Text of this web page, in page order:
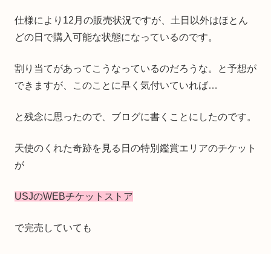
仕様により12月の販売状況ですが、土日以外はほとん
どの日で購入可能な状態になっているのです。
割り当てがあってこうなっているのだろうな。と予想が
できますが、このことに早く気付いていれば…
と残念に思ったので、ブログに書くことにしたのです。
天使のくれた奇跡を見る日の特別鑑賞エリアのチケット
が
USJのWEBチケットストア
で完売していても